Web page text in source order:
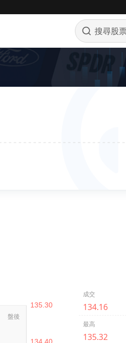
成交
134.16
最高
135.32